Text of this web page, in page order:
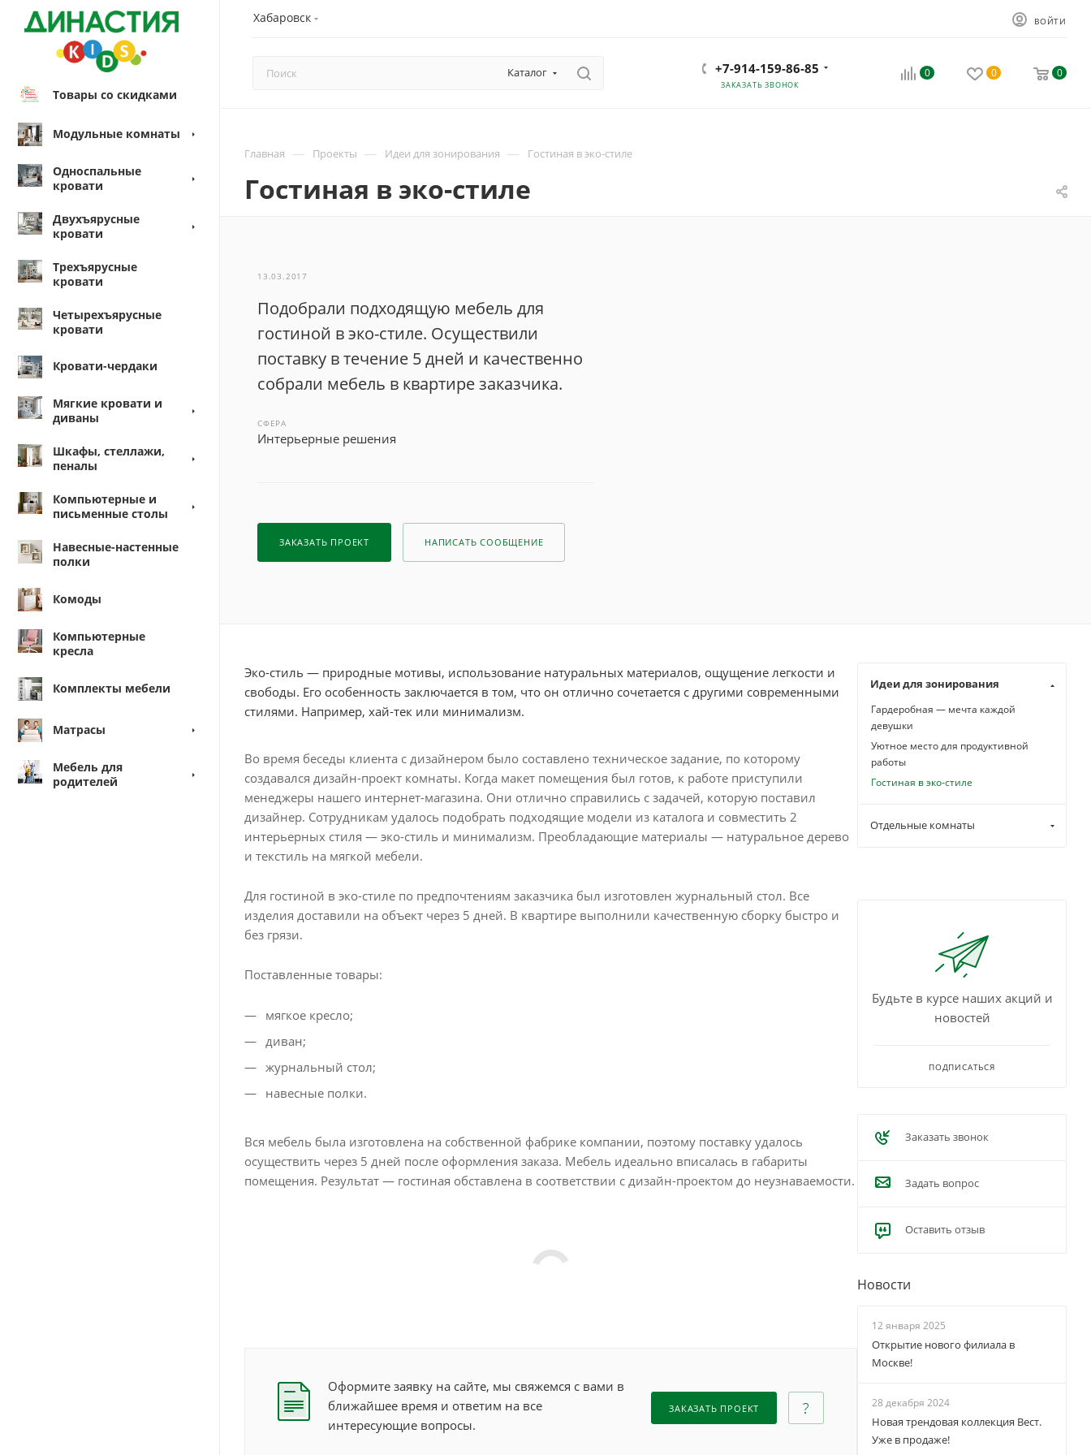
Хабаровск ВОЙТИ
Каталог +7-914-159-86-85
ЗАКАЗАТЬ ЗВОНОК
0 0 0
Товары со скидками
Модульные комнаты
Односпальные
кровати
Двухъярусные
кровати
Трехъярусные
кровати
Четырехъярусные
кровати
Кровати-чердаки
Мягкие кровати и
диваны
Шкафы, стеллажи,
пеналы
Компьютерные и
письменные столы
Навесные-настенные
полки
Комоды
Компьютерные
кресла
Комплекты мебели
Матрасы
Мебель для
родителей
Главная — Проекты — Идеи для зонирования — Гостиная в эко-стиле
Гостиная в эко-стиле
13.03.2017
Подобрали подходящую мебель для
гостиной в эко-стиле. Осуществили
поставку в течение 5 дней и качественно
собрали мебель в квартире заказчика.
СФЕРА
Интерьерные решения
ЗАКАЗАТЬ ПРОЕКТ НАПИСАТЬ СООБЩЕНИЕ
Эко-стиль — природные мотивы, использование натуральных материалов, ощущение легкости и
свободы. Его особенность заключается в том, что он отлично сочетается с другими современными
стилями. Например, хай-тек или минимализм.
Во время беседы клиента с дизайнером было составлено техническое задание, по которому
создавался дизайн-проект комнаты. Когда макет помещения был готов, к работе приступили
менеджеры нашего интернет-магазина. Они отлично справились с задачей, которую поставил
дизайнер. Сотрудникам удалось подобрать подходящие модели из каталога и совместить 2
интерьерных стиля — эко-стиль и минимализм. Преобладающие материалы — натуральное дерево
и текстиль на мягкой мебели.
Для гостиной в эко-стиле по предпочтениям заказчика был изготовлен журнальный стол. Все
изделия доставили на объект через 5 дней. В квартире выполнили качественную сборку быстро и
без грязи.
Поставленные товары:
мягкое кресло;
диван;
журнальный стол;
навесные полки.
Вся мебель была изготовлена на собственной фабрике компании, поэтому поставку удалось
осуществить через 5 дней после оформления заказа. Мебель идеально вписалась в габариты
помещения. Результат — гостиная обставлена в соответствии с дизайн-проектом до неузнаваемости.
Оформите заявку на сайте, мы свяжемся с вами в
ближайшее время и ответим на все
интересующие вопросы.
ЗАКАЗАТЬ ПРОЕКТ
Идеи для зонирования
Гардеробная — мечта каждой
девушки
Уютное место для продуктивной
работы
Гостиная в эко-стиле
Отдельные комнаты
Будьте в курсе наших акций и
новостей
ПОДПИСАТЬСЯ
Заказать звонок
Задать вопрос
Оставить отзыв
Новости
12 января 2025
Открытие нового филиала в
Москве!
28 декабря 2024
Новая трендовая коллекция Вест.
Уже в продаже!